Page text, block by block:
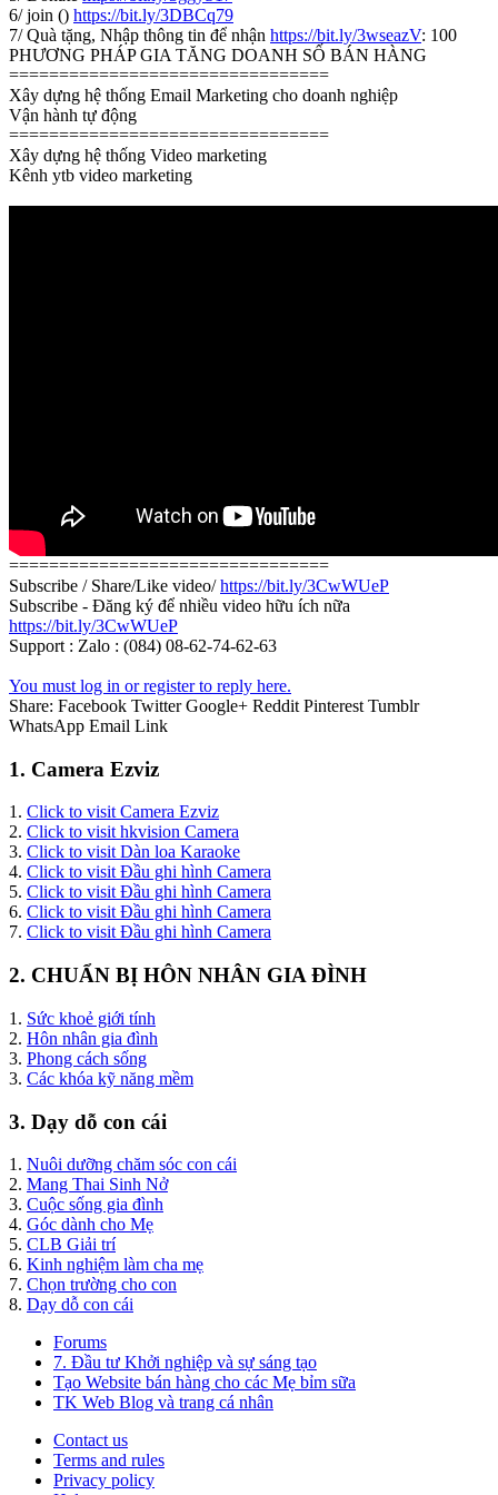
6/ join () https://bit.ly/3DBCq79
7/ Quà tặng, Nhập thông tin để nhận https://bit.ly/3wseazV: 100
PHƯƠNG PHÁP GIA TĂNG DOANH SỐ BÁN HÀNG
================================
Xây dựng hệ thống Email Marketing cho doanh nghiệp
Vận hành tự động
================================
Xây dựng hệ thống Video marketing
Kênh ytb video marketing
================================
Subscribe / Share/Like video/https://bit.ly/3CwWUeP
Subscribe - Đăng ký để nhiều video hữu ích nữa
https://bit.ly/3CwWUeP
Support : Zalo : (084) 08-62-74-62-63
You must log in or register to reply here.
Share: Facebook Twitter Google+ Reddit Pinterest Tumblr
WhatsApp Email Link
1. Camera Ezviz
1. Click to visit Camera Ezviz
2. Click to visit hkvision Camera
3. Click to visit Dàn loa Karaoke
4. Click to visit Đầu ghi hình Camera
5. Click to visit Đầu ghi hình Camera
6. Click to visit Đầu ghi hình Camera
7. Click to visit Đầu ghi hình Camera
2. CHUẨN BỊ HÔN NHÂN GIA ĐÌNH
1. Sức khoẻ giới tính
2. Hôn nhân gia đình
3. Phong cách sống
3. Các khóa kỹ năng mềm
3. Dạy dỗ con cái
1. Nuôi dưỡng chăm sóc con cái
2. Mang Thai Sinh Nở
3. Cuộc sống gia đình
4. Góc dành cho Mẹ
5. CLB Giải trí
6. Kinh nghiệm làm cha mẹ
7. Chọn trường cho con
8. Dạy dỗ con cái
Forums
7. Đầu tư Khởi nghiệp và sự sáng tạo
Tạo Website bán hàng cho các Mẹ bỉm sữa
TK Web Blog và trang cá nhân
Contact us
Terms and rules
Privacy policy